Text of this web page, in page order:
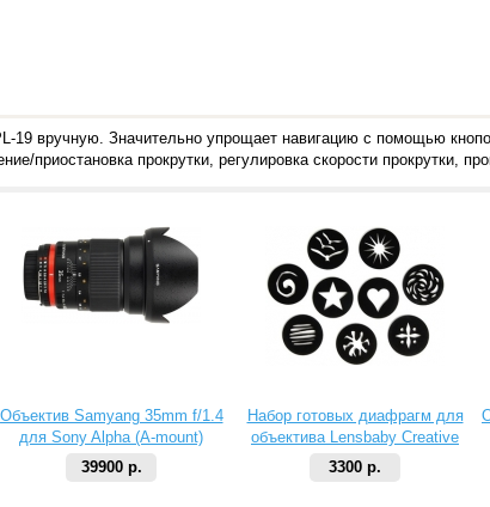
19 вручную. Значительно упрощает навигацию с помощью
прокрутки, регулировка скорости прокрутки,
Объектив Samyang 35mm f/1.4
для Sony Alpha (A-mount)
39900 р.
Набор готовых диафрагм для
объектива Lensbaby Creative
Aperture Kit 2
3300 р.